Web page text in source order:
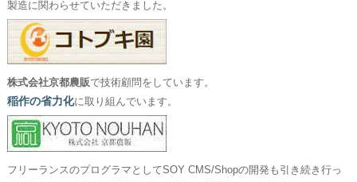
製造に関わらせていただきました。
株式会社京都農販で技術顧問をしています。
稲作の省力化に取り組んでいます。
フリーランスのプログラマとしてSOY CMS/Shopの開発も引き続き行っ